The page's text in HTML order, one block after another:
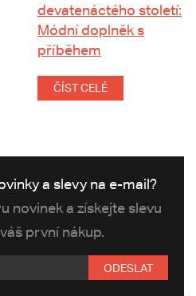
devatenáctého století:
Módní doplněk s
příběhem
ČÍST CELÉ
a slevy na e-mail?
novinek a získejte slevu
první nákup.
ODESLAT